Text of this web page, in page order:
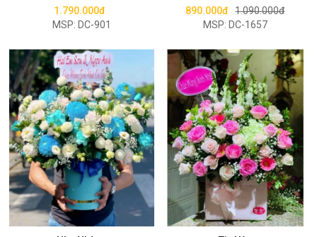
1.790.000đ
MSP: DC-901
890.000đ 1.090.000đ
MSP: DC-1657
Mua ngay Mua ngay